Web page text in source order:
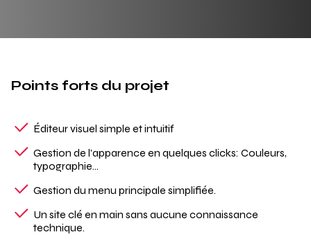
Points forts du projet
Éditeur visuel simple et intuitif
Gestion de l'apparence en quelques clicks: Couleurs,
typographie...
Gestion du menu principale simplifiée.
Un site clé en main sans aucune connaissance
technique.